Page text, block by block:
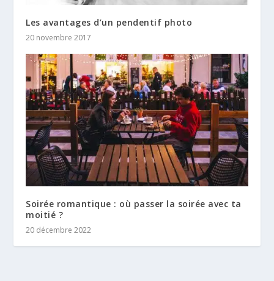
Les avantages d’un pendentif photo
20 novembre 2017
Soirée romantique : où passer la soirée avec ta
moitié ?
20 décembre 2022